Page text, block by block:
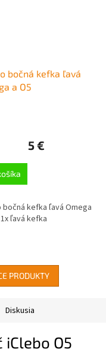
bočná kefka ľavá
a O5
5 €
bočná kefka ľavá Omega
ľavá kefka
PRODUKTY
Diskusia
O5